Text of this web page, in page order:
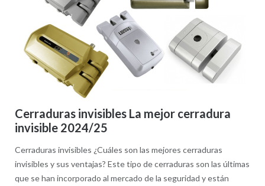
Cerraduras invisibles La mejor cerradura
invisible 2024/25
Cerraduras invisibles ¿Cuáles son las mejores cerraduras
invisibles y sus ventajas? Este tipo de cerraduras son las últimas
que se han incorporado al mercado de la seguridad y están